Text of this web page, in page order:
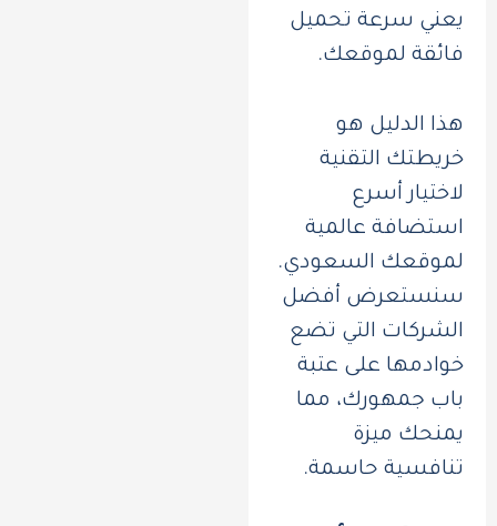
يعني سرعة تحميل
فائقة لموقعك.
هذا الدليل هو
خريطتك التقنية
لاختيار أسرع
استضافة عالمية
لموقعك السعودي.
سنستعرض أفضل
الشركات التي تضع
خوادمها على عتبة
باب جمهورك، مما
يمنحك ميزة
تنافسية حاسمة.